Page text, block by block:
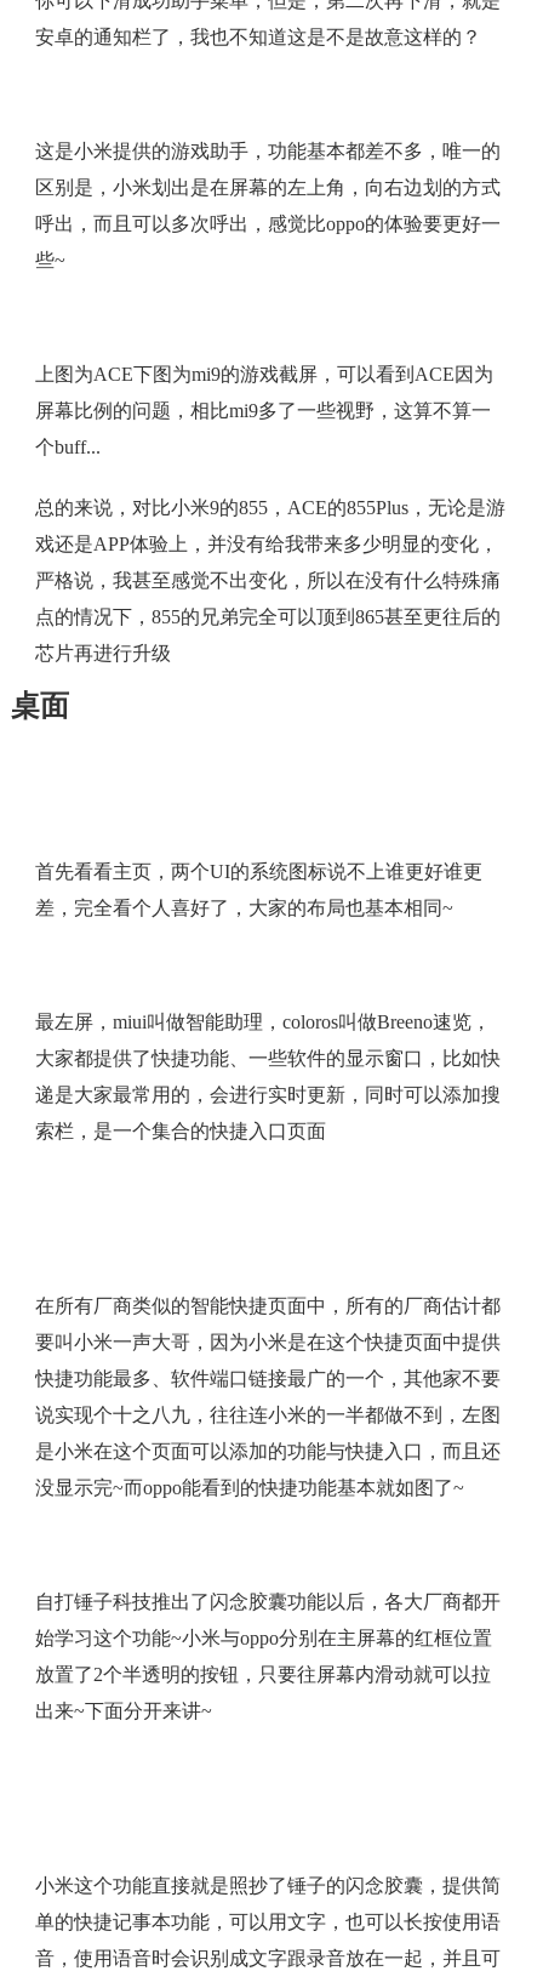
安卓的通知栏了，我也不知道这是不是故意这样的？
这是小米提供的游戏助手，功能基本都差不多，唯一的
区别是，小米划出是在屏幕的左上角，向右边划的方式
呼出，而且可以多次呼出，感觉比oppo的体验要更好一
些~
上图为ACE下图为mi9的游戏截屏，可以看到ACE因为
屏幕比例的问题，相比mi9多了一些视野，这算不算一
个buff...
总的来说，对比小米9的855，ACE的855Plus，无论是游
戏还是APP体验上，并没有给我带来多少明显的变化，
严格说，我甚至感觉不出变化，所以在没有什么特殊痛
点的情况下，855的兄弟完全可以顶到865甚至更往后的
芯片再进行升级
桌面
首先看看主页，两个UI的系统图标说不上谁更好谁更
差，完全看个人喜好了，大家的布局也基本相同~
最左屏，miui叫做智能助理，coloros叫做Breeno速览，
大家都提供了快捷功能、一些软件的显示窗口，比如快
递是大家最常用的，会进行实时更新，同时可以添加搜
索栏，是一个集合的快捷入口页面
在所有厂商类似的智能快捷页面中，所有的厂商估计都
要叫小米一声大哥，因为小米是在这个快捷页面中提供
快捷功能最多、软件端口链接最广的一个，其他家不要
说实现个十之八九，往往连小米的一半都做不到，左图
是小米在这个页面可以添加的功能与快捷入口，而且还
没显示完~而oppo能看到的快捷功能基本就如图了~
自打锤子科技推出了闪念胶囊功能以后，各大厂商都开
始学习这个功能~小米与oppo分别在主屏幕的红框位置
放置了2个半透明的按钮，只要往屏幕内滑动就可以拉
出来~下面分开来讲~
小米这个功能直接就是照抄了锤子的闪念胶囊，提供简
单的快捷记事本功能，可以用文字，也可以长按使用语
音，使用语音时会识别成文字跟录音放在一起，并且可